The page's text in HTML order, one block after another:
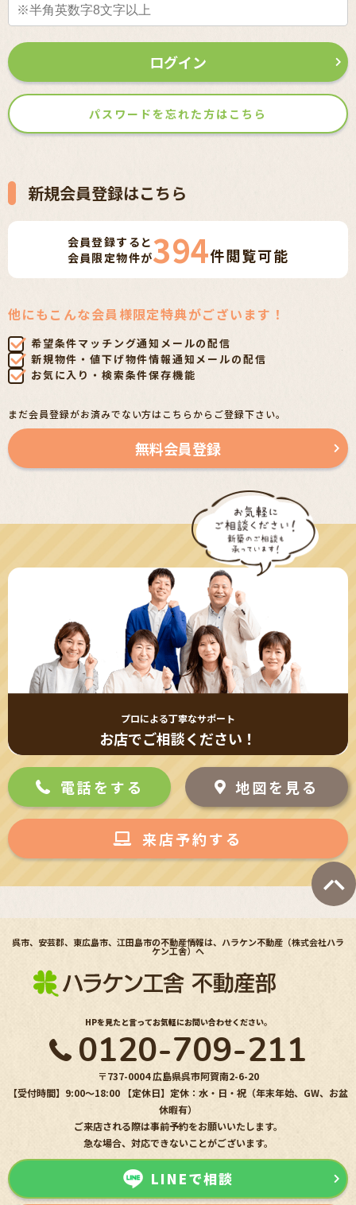
ログイン
パスワードを忘れた方はこちら
新規会員登録はこちら
会員登録すると
会員限定物件が394件閲覧可能
他にもこんな会員様限定特典がございます！
希望条件マッチング通知メールの配信
新規物件・値下げ物件情報通知メールの配信
お気に入り・検索条件保存機能
まだ会員登録がお済みでない方はこちらからご登録下さい。
無料会員登録
プロによる丁寧なサポート
お店でご相談ください！
地図を見る
電話をする
来店予約する
呉市、安芸郡、東広島市、江田島市の不動産情報は、ハラケン不動産（株式会社ハラ
ケン工舎）へ
HPを見たと言ってお気軽にお問い合わせください。
0120-709-211
〒737-0004 広島県呉市阿賀南2-6-20
【受付時間】9:00〜18:00 【定休日】定休：水・日・祝（年末年始、GW、お盆
休暇有）
ご来店される際は事前予約をお願いいたします。
急な場合、対応できないことがございます。
LINEで相談